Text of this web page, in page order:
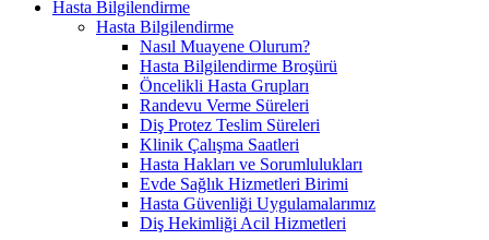
Hasta Bilgilendirme
Hasta Bilgilendirme
Nasıl Muayene Olurum?
Hasta Bilgilendirme Broşürü
Öncelikli Hasta Grupları
Randevu Verme Süreleri
Diş Protez Teslim Süreleri
Klinik Çalışma Saatleri
Hasta Hakları ve Sorumlulukları
Evde Sağlık Hizmetleri Birimi
Hasta Güvenliği Uygulamalarımız
Diş Hekimliği Acil Hizmetleri